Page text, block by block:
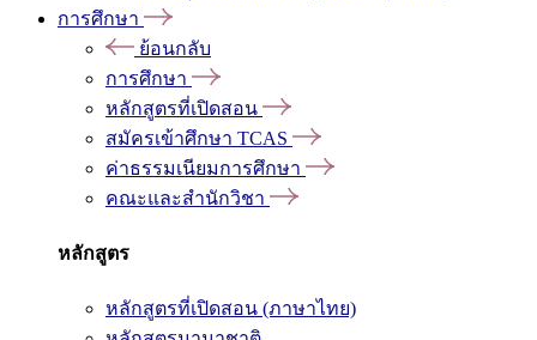
การศึกษา
ย้อนกลับ
การศึกษา
หลักสูตรที่เปิดสอน
สมัครเข้าศึกษา TCAS
ค่าธรรมเนียมการศึกษา
คณะและสำนักวิชา
หลักสูตร
หลักสูตรที่เปิดสอน (ภาษาไทย)